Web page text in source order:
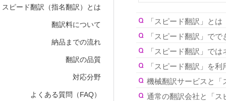
スピード翻訳（指名翻訳）とは
翻訳料について
納品までの流れ
翻訳の品質
対応分野
よくある質問（FAQ）
「スピード翻訳」とは
「スピード翻訳」でで
「スピード翻訳」で
「スピード翻訳」を利
機械翻訳サービスと「
通常の翻訳会社と「ス